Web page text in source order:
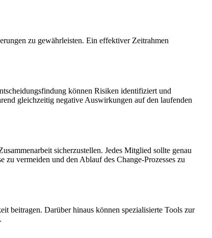
zu gewährleisten. Ein effektiver Zeitrahmen
können Risiken identifiziert und
gleichzeitig negative Auswirkungen auf den laufenden
sicherzustellen. Jedes Mitglied sollte genau
vermeiden und den Ablauf des Change-Prozesses zu
beitragen. Darüber hinaus können spezialisierte Tools zur